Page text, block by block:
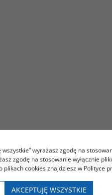
wyrażasz zgodę na
zgodę na stosowanie wyłącznie
plikach cookies znajdziesz w Polityce
AKCEPTUJĘ WSZYSTKIE